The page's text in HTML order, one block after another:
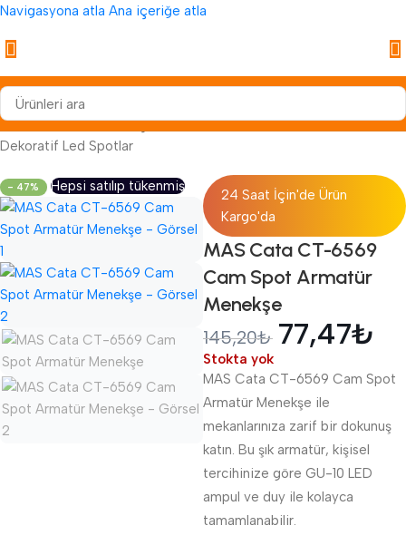
Navigasyona atla Ana içeriğe atla
Anasayfa/Aydınlatma/İç Mekan Aydınlatma/Led Spotlar/
Dekoratif Led Spotlar
- 47% Hepsi satılıp tükenmiş
24 Saat İçin'de Ürün
Kargo'da
MAS Cata CT-6569
Cam Spot Armatür
Menekşe
145,20₺ 77,47₺
Stokta yok
MAS Cata CT-6569 Cam Spot
Armatür Menekşe ile
mekanlarınıza zarif bir dokunuş
katın. Bu şık armatür, kişisel
tercihinize göre GU-10 LED
ampul ve duy ile kolayca
tamamlanabilir.